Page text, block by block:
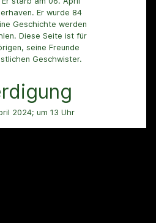
starb am 06. April
Er wurde 84
Geschichte werden
Diese Seite ist für
seine Freunde
Geschwister.
2024; um 13 Uhr